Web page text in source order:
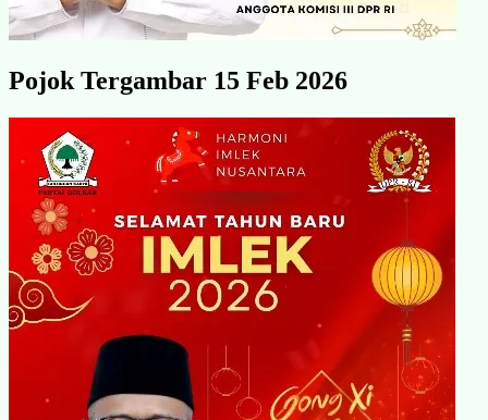
Pojok Tergambar 15 Feb 2026